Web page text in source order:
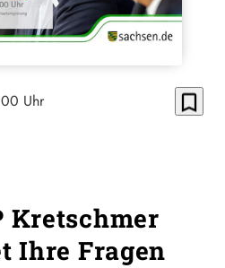
Uhr bookmark_border
Kretschmer
Ihre Fragen